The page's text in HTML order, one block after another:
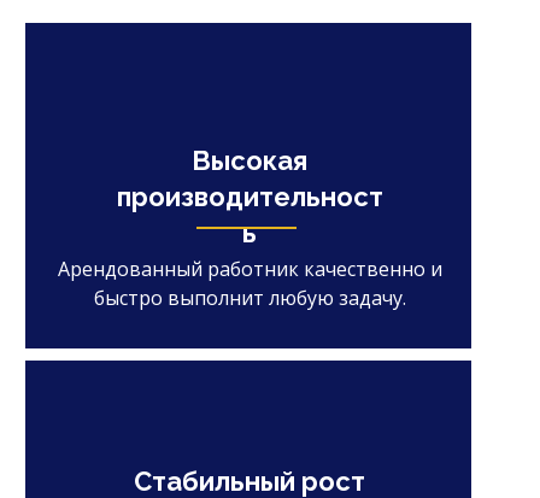
Высокая
производительност
ь
Арендованный работник качественно и
быстро выполнит любую задачу.
Стабильный рост